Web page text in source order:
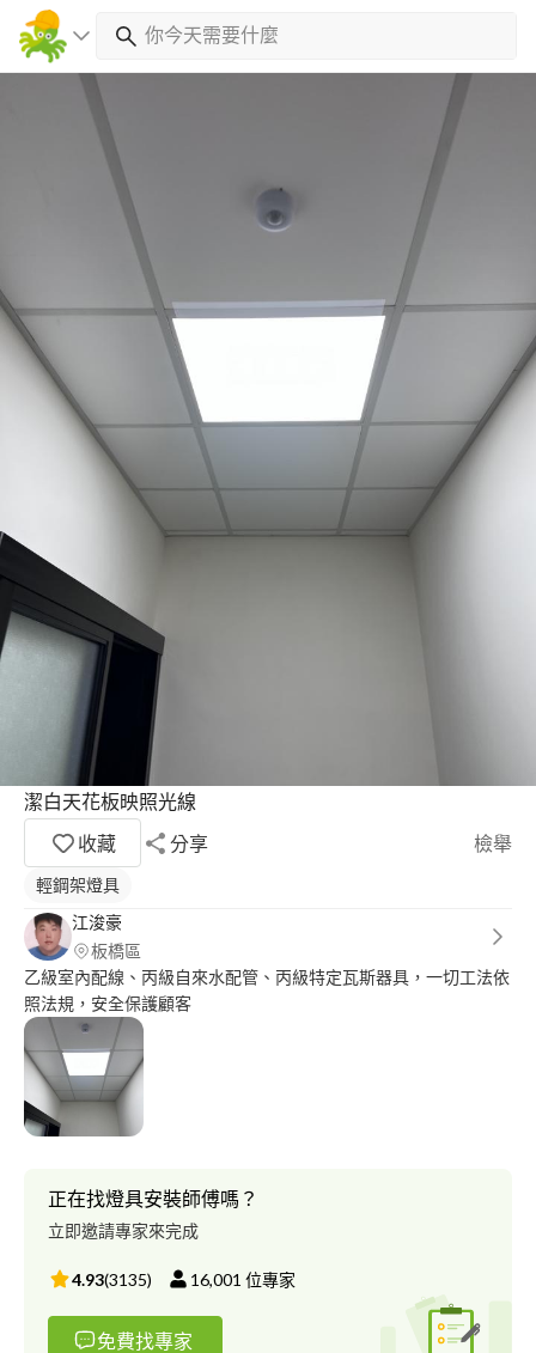
潔白天花板映照光線
收藏
分享 檢舉
輕鋼架燈具
江浚豪
板橋區
乙級室內配線、丙級自來水配管、丙級特定瓦斯器具，一切工法依
照法規，安全保護顧客
正在找燈具安裝師傅嗎？
立即邀請專家來完成
4.93(3135) 16,001 位專家
免費找專家